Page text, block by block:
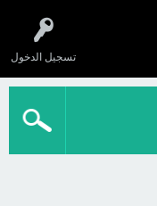
تسجيل الدخول